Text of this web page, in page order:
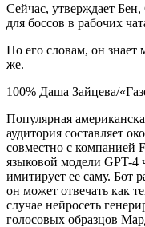
Сейчас, утверждает
для боссов в рабочих
По его словам, он знает
же.
100% Даша Зайцева/
Популярная
аудитория составляет
совместно с компанией
языковой модели GPT-4
имитирует ее саму. Бот
он может отвечать как
случае нейросеть
голосовых образцов